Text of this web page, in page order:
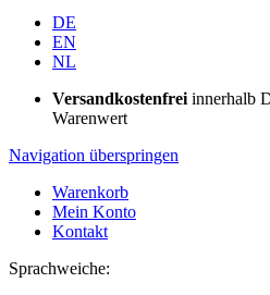
DE
EN
NL
Versandkostenfrei innerhalb
Warenwert
Navigation überspringen
Warenkorb
Mein Konto
Kontakt
Sprachweiche: